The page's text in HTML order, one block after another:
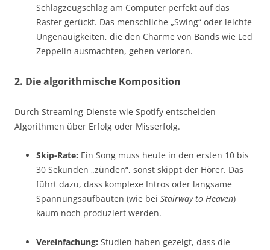
Schlagzeugschlag am Computer perfekt auf das
Raster gerückt. Das menschliche „Swing“ oder leichte
Ungenauigkeiten, die den Charme von Bands wie Led
Zeppelin ausmachten, gehen verloren.
2. Die algorithmische Komposition
Durch Streaming-Dienste wie Spotify entscheiden
Algorithmen über Erfolg oder Misserfolg.
Skip-Rate: Ein Song muss heute in den ersten 10 bis
30 Sekunden „zünden“, sonst skippt der Hörer. Das
führt dazu, dass komplexe Intros oder langsame
Spannungsaufbauten (wie bei Stairway to Heaven)
kaum noch produziert werden.
Vereinfachung: Studien haben gezeigt, dass die